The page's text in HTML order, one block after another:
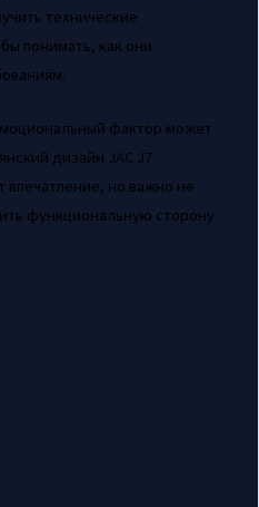
технические
понимать, как они
фактор может
дизайн JAC J7
впечатление, но важно не
функциональную сторону